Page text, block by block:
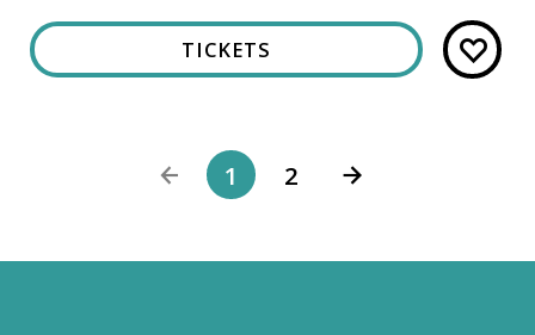
TICKETS
1 2